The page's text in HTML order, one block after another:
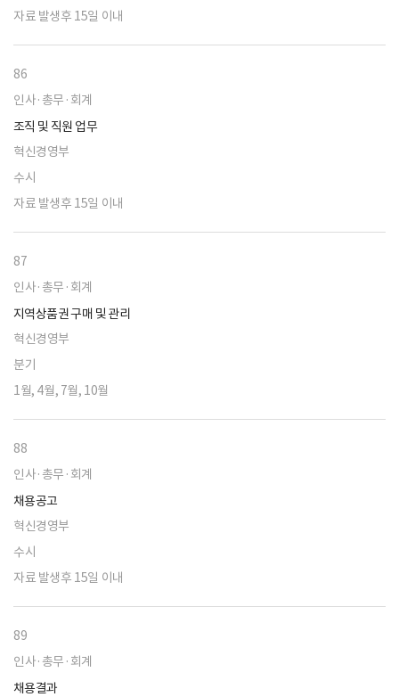
자료 발생후 15일 이내
86
인사·총무·회계
조직 및 직원 업무
혁신경영부
수시
자료 발생후 15일 이내
87
인사·총무·회계
지역상품권 구매 및 관리
혁신경영부
분기
1월, 4월, 7월, 10월
88
인사·총무·회계
채용공고
혁신경영부
수시
자료 발생후 15일 이내
89
인사·총무·회계
채용결과